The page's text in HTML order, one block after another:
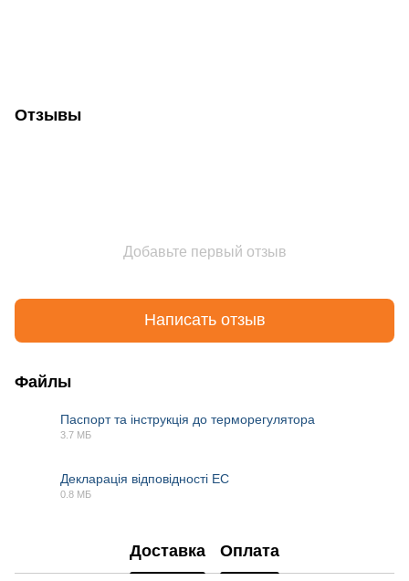
Отзывы
Добавьте первый отзыв
Написать отзыв
Файлы
Паспорт та інструкція до терморегулятора
3.7 МБ
Декларація відповідності EC
0.8 МБ
Доставка Оплата